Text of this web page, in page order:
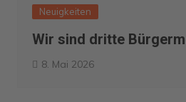
Neuigkeiten
Wir sind dritte
8. Mai 2026